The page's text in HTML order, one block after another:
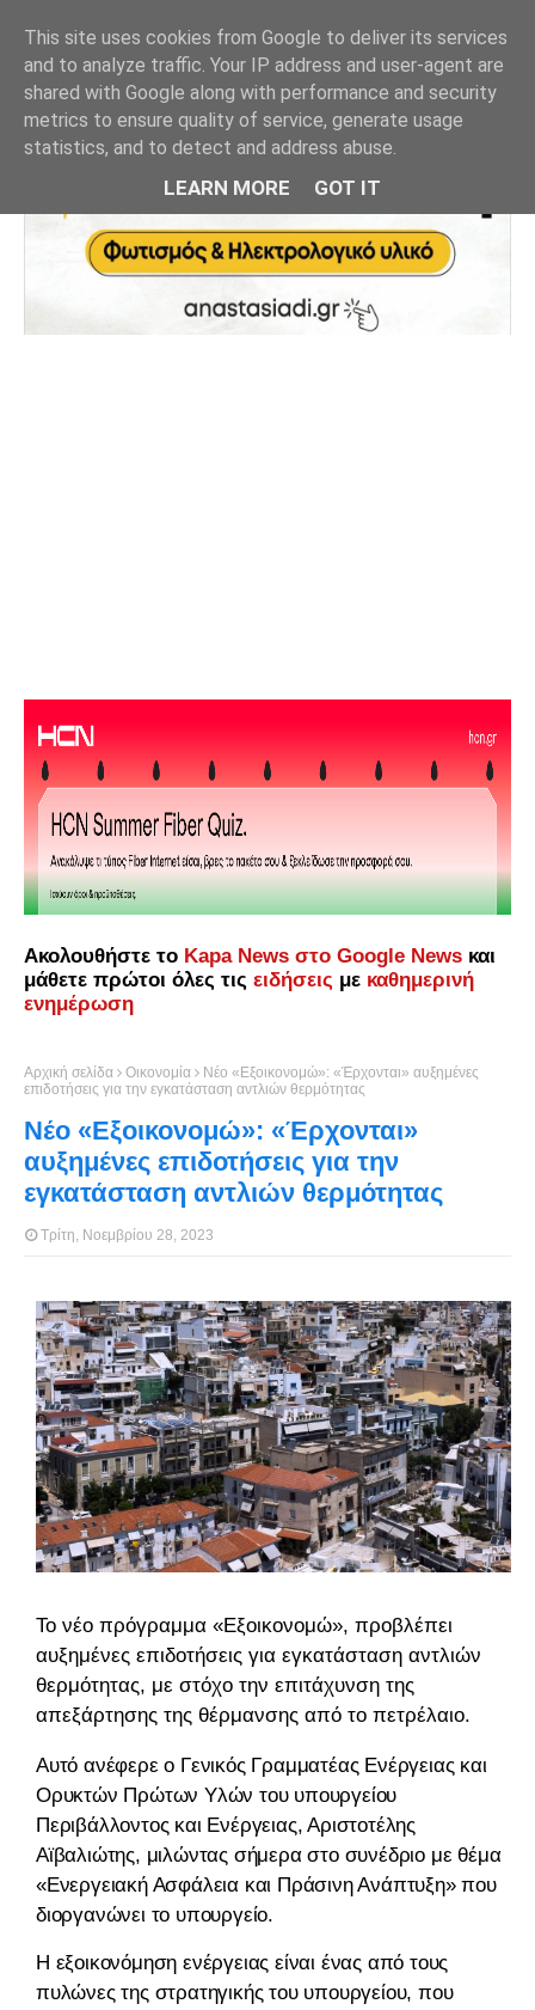
Ακολουθήστε το Kapa News στο Google News και
μάθετε πρώτοι όλες τις ειδήσεις με καθημερινή
ενημέρωση
Αρχική σελίδα Οικονομία
Νέο «Εξοικονομώ»: «Έρχονται» αυξημένες
επιδοτήσεις για την εγκατάσταση αντλιών θερμότητας
Νέο «Εξοικονομώ»: «Έρχονται»
αυξημένες επιδοτήσεις για την
εγκατάσταση αντλιών θερμότητας
Τρίτη, Νοεμβρίου 28, 2023
Το νέο πρόγραμμα «Εξοικονομώ», προβλέπει
αυξημένες επιδοτήσεις για εγκατάσταση αντλιών
θερμότητας, με στόχο την επιτάχυνση της
απεξάρτησης της θέρμανσης από το πετρέλαιο.
Αυτό ανέφερε ο Γενικός Γραμματέας Ενέργειας και
Ορυκτών Πρώτων Υλών του υπουργείου
Περιβάλλοντος και Ενέργειας, Αριστοτέλης
Αϊβαλιώτης, μιλώντας σήμερα στο συνέδριο με θέμα
«Ενεργειακή Ασφάλεια και Πράσινη Ανάπτυξη» που
διοργανώνει το υπουργείο.
Η εξοικονόμηση ενέργειας είναι ένας από τους
πυλώνες της στρατηγικής του υπουργείου, που
This site uses cookies from Google to deliver its services
and to analyze traffic. Your IP address and user-agent are
shared with Google along with performance and security
metrics to ensure quality of service, generate usage
statistics, and to detect and address abuse.
LEARN MORE GOT IT